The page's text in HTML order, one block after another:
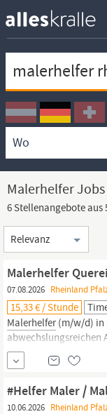
Ortssuche
Umkreissuche
Arbeitsform
Malerhelfer
6 Stellenangebote
Sortierung
Malerhelfer
07.08.2026 Rheinland
15,33 € / Stunde
Malerhelfer(m/w/d) in
abwechslungsreichen
Ausführung von
wichtiger Teil des
ordentlich und
Vorbereitung von
#Helfer Maler /
10.06.2026 Rheinland